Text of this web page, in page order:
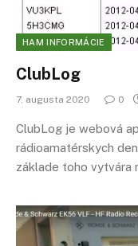
HAM INFORMÁCIE
ClubLog
7. augusta 2020 0
ClubLog je webová
rádioamatérskych
základe toho vytvára